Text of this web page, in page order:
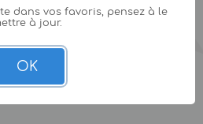
dans vos favoris, pensez à le
à jour.
OK